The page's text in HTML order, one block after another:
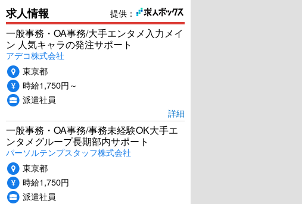
提供：
求人情報
一般事務・OA事務/大手エンタメ入力メイ
ン 人気キャラの発注サポート
アデコ株式会社
東京都
時給1,750円～
派遣社員
詳細
一般事務・OA事務/事務未経験OK大手エ
ンタメグループ長期部内サポート
パーソルテンプスタッフ株式会社
東京都
時給1,750円
派遣社員